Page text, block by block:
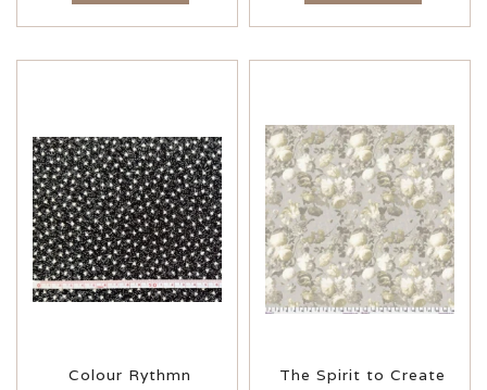
Colour Rythmn The Spirit to Create